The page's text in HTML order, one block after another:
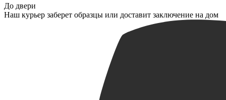
До двери
Наш курьер заберет образцы или доставит заключение на дом